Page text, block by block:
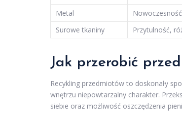
Metal
Surowe tkaniny
Przytulność,
Jak przerobić
Recykling przedmiotów to doskonały
wnętrzu niepowtarzalny charakter.
siebie oraz możliwość oszczędzenia